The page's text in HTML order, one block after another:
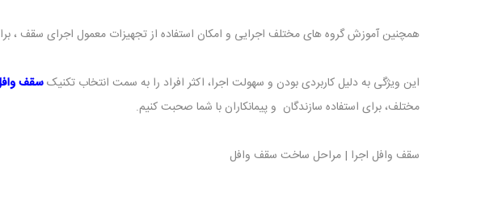
همچنین آموزش گروه های مختلف اجرایی و امکان استفاده از تجهیزات معمول اجرای سقف ،
این ویژگی به دلیل کاربردی بودن و سهولت اجرا، اکثر افراد را به سمت انتخاب تکنیکسقف
مختلف، برای استفاده سازندگان و پیمانکاران با شما صحبت کنیم.
سقف وافل اجرا | مراحل ساخت سقف وافل